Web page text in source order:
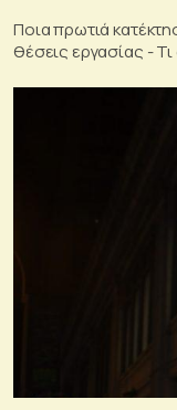
Ποια πρωτιά
θέσεις εργασίας -